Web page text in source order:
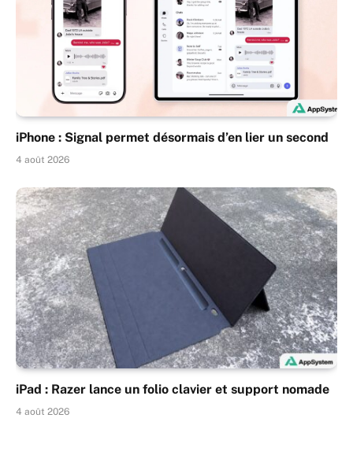
iPhone : Signal permet désormais d’en lier un second
4 août 2026
iPad : Razer lance un folio clavier et support nomade
4 août 2026